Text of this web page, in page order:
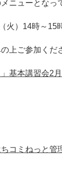
ニューとなっ
火）14時～15
上ご参加くだ
基本講習会2月
コミねっと管